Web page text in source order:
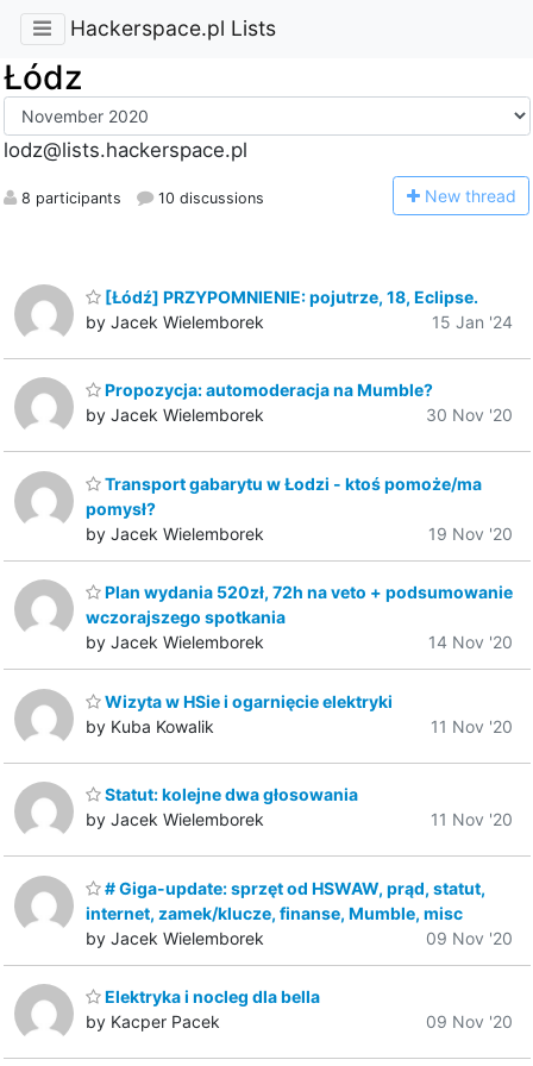
Hackerspace.pl Lists
Łódz
lodz@lists.hackerspace.pl
8 participants 10 discussions New thread
[Łódź] PRZYPOMNIENIE: pojutrze, 18, Eclipse.
by Jacek Wielemborek
15 Jan '24
Propozycja: automoderacja na Mumble?
by Jacek Wielemborek
30 Nov '20
Transport gabarytu w Łodzi - ktoś pomoże/ma
pomysł?
by Jacek Wielemborek
19 Nov '20
Plan wydania 520zł, 72h na veto + podsumowanie
wczorajszego spotkania
by Jacek Wielemborek
14 Nov '20
Wizyta w HSie i ogarnięcie elektryki
by Kuba Kowalik
11 Nov '20
Statut: kolejne dwa głosowania
by Jacek Wielemborek
11 Nov '20
# Giga-update: sprzęt od HSWAW, prąd, statut,
internet, zamek/klucze, finanse, Mumble, misc
by Jacek Wielemborek
09 Nov '20
Elektryka i nocleg dla bella
by Kacper Pacek
09 Nov '20